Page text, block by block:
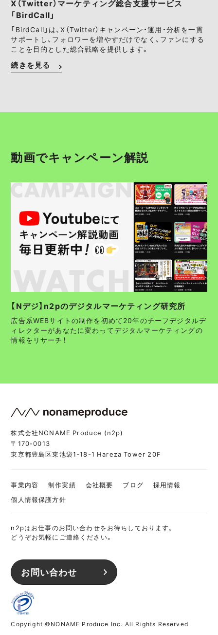
X（Twitter）マーケティング総合支援サービス
「BirdCall」
「BirdCall」は、X（Twitter）キャンペーン・運用・分析を一貫
サポートし、フォロワーを増やすだけでなく、ファンにする
ことを目的とした総合戦略を提供します。
続きを見る
動画でキャンペーン解説
【Nデジ】n2pのデジタルマーケティング研究所
広告系WEBサイトの制作を初めて20年のチーフデジタルデ
ィレクターがあなたに変わってデジタルマーケティングの
情報をリサーチ！
株式会社NONAME Produce (n2p)
〒170-0013
東京都豊島区東池袋1-18-1 Hareza Tower 20F
事業内容 制作実績 会社概要 ブログ
採用情報
個人情報保護方針
n2pはお仕事のお問い合わせをお待ちしております。
どうぞお気軽にご連絡ください。
お問い合わせ
Copyright ©NONAME Produce Inc. All Rights Reserved